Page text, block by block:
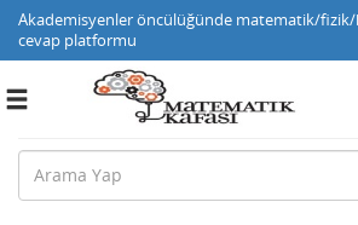
Akademisyenler öncülüğünde matematik/
cevap platformu
Toggle